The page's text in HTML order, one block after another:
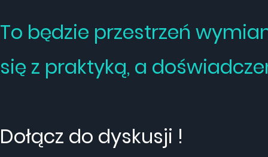
To będzie przestrzeń
się z praktyką, a
Dołącz do dyskusji !